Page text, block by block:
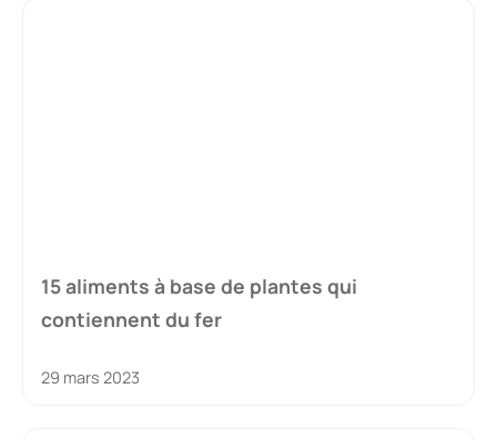
15 aliments à base de plantes qui
contiennent du fer
29 mars 2023